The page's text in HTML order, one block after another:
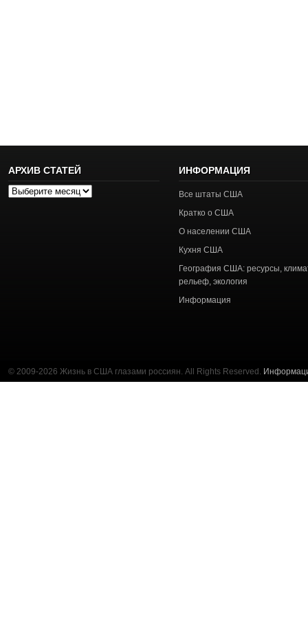
АРХИВ СТАТЕЙ
Архив
ИНФОРМАЦИЯ
Все штаты США
Кратко о США
О населении США
Кухня США
География США: ресурсы,
рельеф, экология
Информация
© 2009-2026 Жизнь в США глазами россиян. All Rights Reserved.